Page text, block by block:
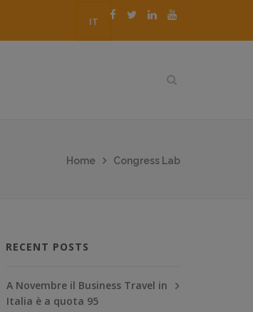
IT
Home Congress Lab
RECENT POSTS
A Novembre il Business Travel in
Italia è a quota 95